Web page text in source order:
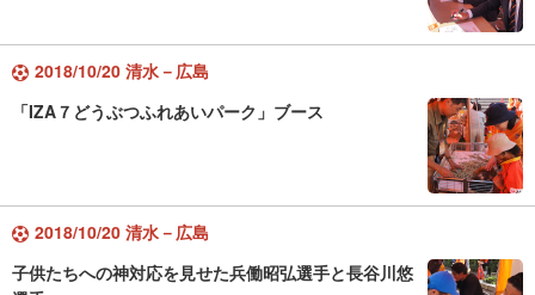
2018/10/20 清水－広島
「IZA７どうぶつふれあいパーク」ブース
2018/10/20 清水－広島
子供たちへの神対応を見せた兵働昭弘選手と長谷川悠